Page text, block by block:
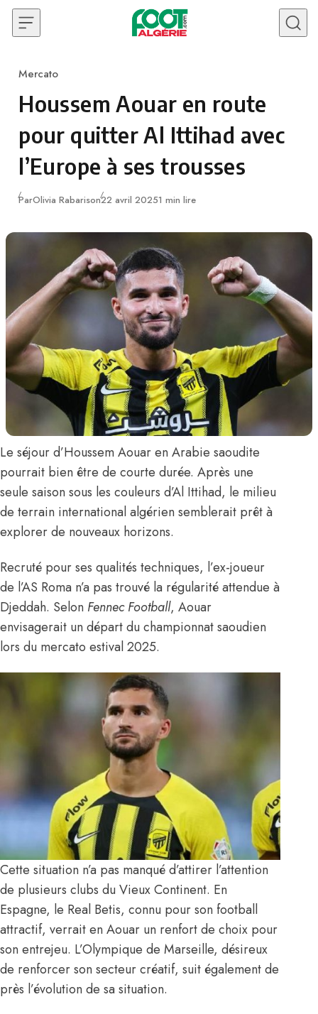
Skip to content
Category
Mercato
Houssem Aouar en route
pour quitter Al Ittihad avec
l’Europe à ses trousses
ParOlivia RabarisonPublié
22 avril 20251 min lire
Le séjour d’Houssem Aouaren Arabie saoudite
pourrait bien être de courte durée. Après une
seule saison sous les couleurs d’Al Ittihad, le milieu
de terrain international algérien semblerait prêt à
explorer de nouveaux horizons.
Recruté pour ses qualités techniques, l’ex-joueur
de l’AS Roma n’a pas trouvé la régularité attendue à
Djeddah. Selon Fennec Football, Aouar
envisagerait un départ du championnat saoudien
lors du mercato estival 2025.
Cette situation n’a pas manqué d’attirer l’attention
de plusieurs clubs du Vieux Continent. En
Espagne, le Real Betis, connu pour son football
attractif, verrait en Aouar un renfort de choix pour
son entrejeu. L’Olympique de Marseille, désireux
de renforcer son secteur créatif, suit également de
près l’évolution de sa situation.